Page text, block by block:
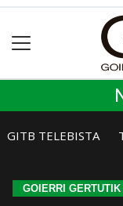
GITB TELEBISTA
GOIERRI GERTUTIK